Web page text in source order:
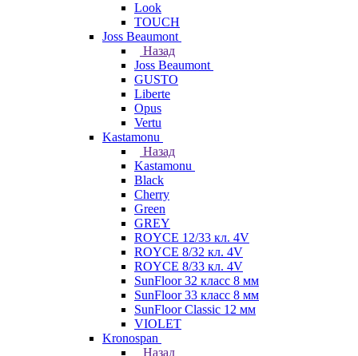
Look
TOUCH
Joss Beaumont
Назад
Joss Beaumont
GUSTO
Liberte
Opus
Vertu
Kastamonu
Назад
Kastamonu
Black
Cherry
Green
GREY
ROYCE 12/33 кл. 4V
ROYCE 8/32 кл. 4V
ROYCE 8/33 кл. 4V
SunFloor 32 класс 8 мм
SunFloor 33 класс 8 мм
SunFloor Classic 12 мм
VIOLET
Kronospan
Назад